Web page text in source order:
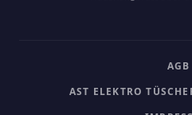
AGB
AST ELEKTRO